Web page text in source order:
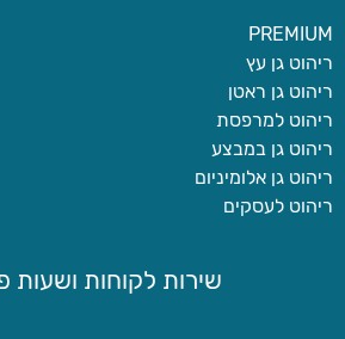
PREMIUM
ריהוט גן עץ
ריהוט גן ראטן
ריהוט למרפסת
ריהוט גן במבצע
ריהוט גן אלומיניום
ריהוט לעסקים
שירות לקוחות ושעות